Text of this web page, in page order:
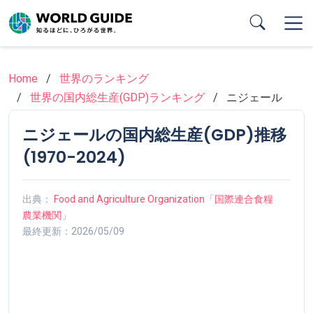
to
main
Home
世界のランキング
世界の国内総生産(GDP)ランキング
ニジェール
ニジェールの国内総生産(GDP)推移
(1970-2024)
出典：
Food and Agriculture Organization「国際連合食糧
農業機関」
最終更新：2026/05/09